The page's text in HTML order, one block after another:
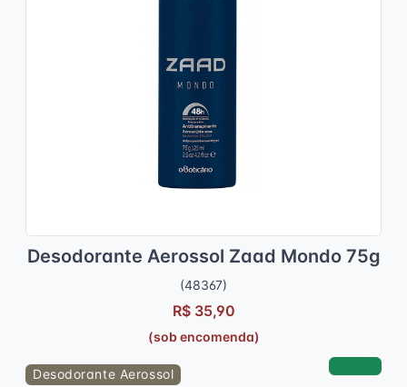
Desodorante Aerossol Zaad Mondo 75g
(48367)
R$ 35,90
(sob encomenda)
Desodorante Aerossol